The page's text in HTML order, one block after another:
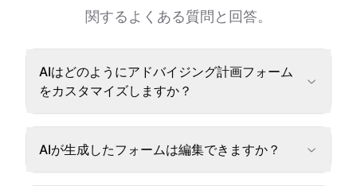
関するよくある質問と回答。
AIはどのようにアドバイジング計画フォーム
をカスタマイズしますか？
AIが生成したフォームは編集できますか？